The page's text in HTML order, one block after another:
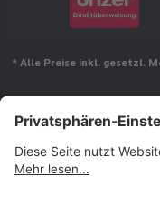
* Alle Preise inkl. gesetzl.